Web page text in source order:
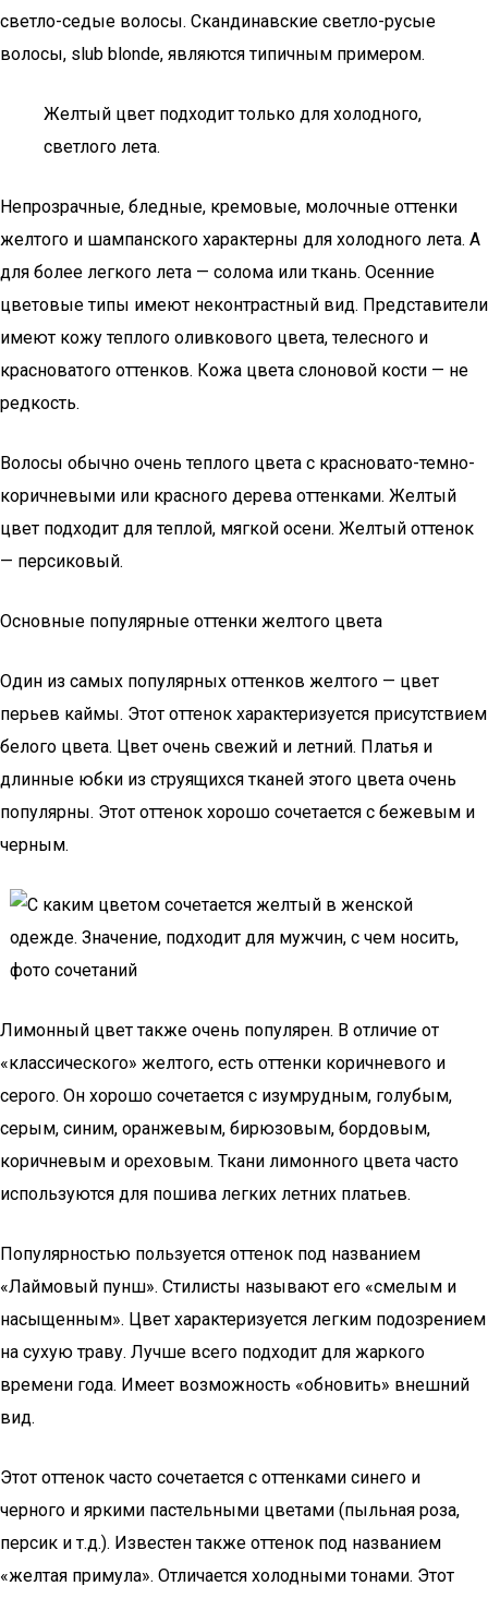
светло-седые волосы. Скандинавские светло-русые
волосы, slub blonde, являются типичным примером.
Желтый цвет подходит только для холодного,
светлого лета.
Непрозрачные, бледные, кремовые, молочные оттенки
желтого и шампанского характерны для холодного лета. А
для более легкого лета — солома или ткань. Осенние
цветовые типы имеют неконтрастный вид. Представители
имеют кожу теплого оливкового цвета, телесного и
красноватого оттенков. Кожа цвета слоновой кости — не
редкость.
Волосы обычно очень теплого цвета с красновато-темно-
коричневыми или красного дерева оттенками. Желтый
цвет подходит для теплой, мягкой осени. Желтый оттенок
— персиковый.
Основные популярные оттенки желтого цвета
Один из самых популярных оттенков желтого — цвет
перьев каймы. Этот оттенок характеризуется присутствием
белого цвета. Цвет очень свежий и летний. Платья и
длинные юбки из струящихся тканей этого цвета очень
популярны. Этот оттенок хорошо сочетается с бежевым и
черным.
Лимонный цвет также очень популярен. В отличие от
«классического» желтого, есть оттенки коричневого и
серого. Он хорошо сочетается с изумрудным, голубым,
серым, синим, оранжевым, бирюзовым, бордовым,
коричневым и ореховым. Ткани лимонного цвета часто
используются для пошива легких летних платьев.
Популярностью пользуется оттенок под названием
«Лаймовый пунш». Стилисты называют его «смелым и
насыщенным». Цвет характеризуется легким подозрением
на сухую траву. Лучше всего подходит для жаркого
времени года. Имеет возможность «обновить» внешний
вид.
Этот оттенок часто сочетается с оттенками синего и
черного и яркими пастельными цветами (пыльная роза,
персик и т.д.). Известен также оттенок под названием
«желтая примула». Отличается холодными тонами. Этот